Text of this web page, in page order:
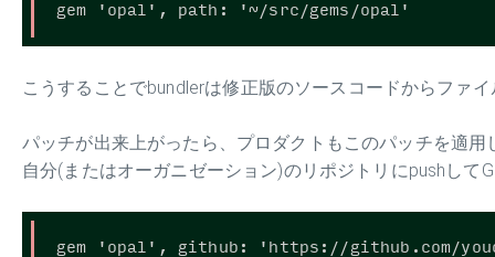
こうすることでbundlerは修正版のソースコードからファ
パッチが出来上がったら、プロダクトもこのパッチを適
自分(またはオーガニゼーション)のリポジトリにpushして